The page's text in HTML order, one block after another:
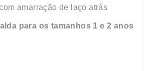
amarração de laço atrás
para os tamanhos 1 e 2 anos